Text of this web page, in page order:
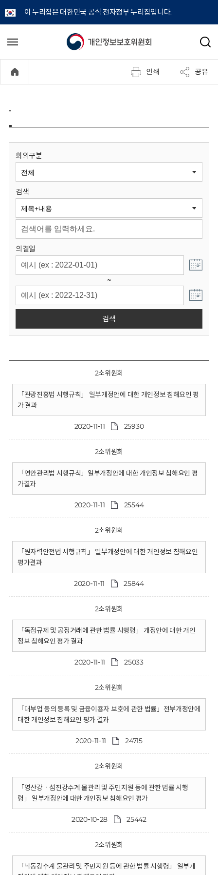
이 누리집은 대한민국 공식 전자정부 누리집입니다.
개
정
보
원
회
메
기
검
인쇄 공유
-
회의구분
검색
의결일
~
검색
2소위원회
「관광진흥법 시행규칙」 일부개정안에 대한 개인정보 침해요인 평
가 결과
2020-11-11 25930
2소위원회
「연안관리법 시행규칙」일부개정안에 대한 개인정보 침해요인 평
가결과
2020-11-11 25544
2소위원회
「원자력안전법 시행규칙」 일부개정안에 대한 개인정보 침해요인
평가결과
2020-11-11 25844
2소위원회
「독점규제 및 공정거래에 관한 법률 시행령」 개정안에 대한 개인
정보 침해요인 평가 결과
2020-11-11 25033
2소위원회
「대부업 등의 등록 및 금융이용자 보호에 관한 법률」전부개정안에
대한 개인정보 침해요인 평가 결과
2020-11-11 24715
2소위원회
「영산강ㆍ섬진강수계 물관리 및 주민지원 등에 관한 법률 시행
령」 일부개정안에 대한 개인정보 침해요인 평가
2020-10-28 25442
2소위원회
「낙동강수계 물관리 및 주민지원 등에 관한 법률 시행령」 일부개